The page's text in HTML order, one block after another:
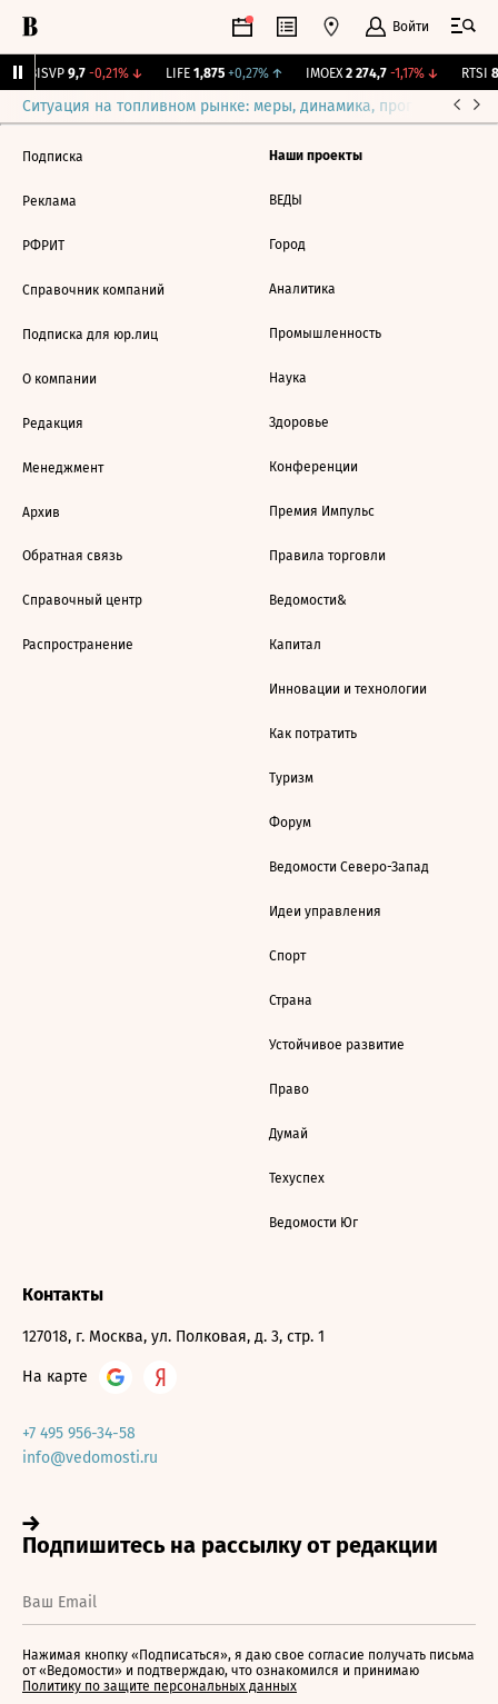
Войти
BISVP 9,7 -0,21%↓ LIFE 1,875 +0,27%↑ IMOEX 2 274,7 -1,17%↓ RTSI
Ситуация на топливном рынке: меры, динамика, прогнозы
Подписка
Реклама
РФРИТ
Справочник компаний
Подписка для юр.лиц
О компании
Редакция
Менеджмент
Архив
Обратная связь
Справочный центр
Распространение
Наши проекты
ВЕДЫ
Город
Аналитика
Промышленность
Наука
Здоровье
Конференции
Премия Импульс
Правила торговли
Ведомости&
Капитал
Инновации и технологии
Как потратить
Туризм
Форум
Ведомости Северо-Запад
Идеи управления
Спорт
Страна
Устойчивое развитие
Право
Думай
Техуспех
Ведомости Юг
Контакты
127018, г. Москва, ул. Полковая, д. 3, стр. 1
На карте
+7 495 956-34-58
info@vedomosti.ru
Нажимая кнопку «Подписаться», я даю свое согласие получать письма
от «Ведомости» и подтверждаю, что ознакомился и принимаю
Политику по защите персональных данных